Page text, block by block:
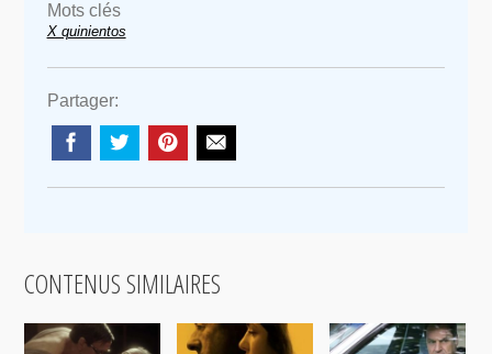
Mots clés
X quinientos
Partager:
CONTENUS SIMILAIRES